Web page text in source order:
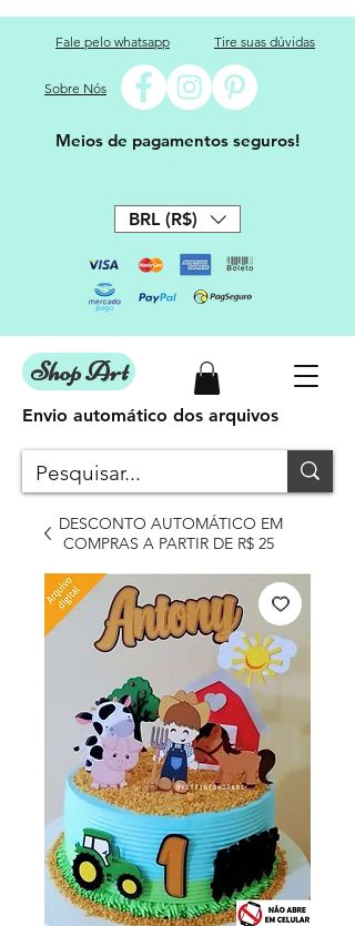
Fale pelo whatsapp Tire suas dúvidas
Sobre Nós
Meios de pagamentos seguros!
BRL (R$)
Shop Art
DESCONTO AUTOMÁTICO EM
COMPRAS A PARTIR DE R$ 25
Envio automático dos arquivos